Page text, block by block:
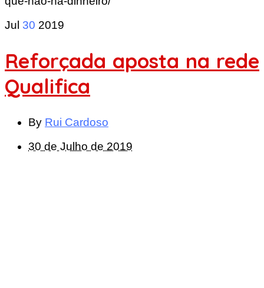
Jul 30 2019
Reforçada aposta na rede
Qualifica
By Rui Cardoso
30 de Julho de 2019